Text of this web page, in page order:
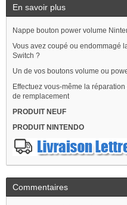
En savoir plus
Nappe bouton power volume
Vous avez coupé ou endommagé
Switch ?
Un de vos boutons volume ou
Effectuez vous-même la
de remplacement
PRODUIT NEUF
PRODUIT NINTENDO
Commentaires